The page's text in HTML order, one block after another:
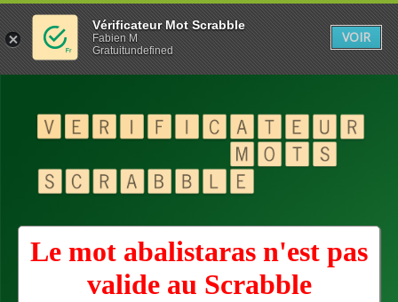
Le mot abalistaras n'est pas
valide au Scrabble
Vérificateur Mot Scrabble
Fabien M
Gratuitundefined
VOIR